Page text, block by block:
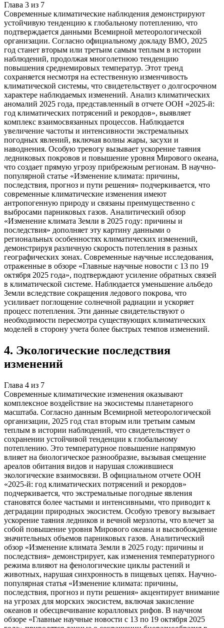
Глава 3 из 7
Современные климатические наблюдения демонстрируют
устойчивую тенденцию к глобальному потеплению, что
подтверждается данными Всемирной метеорологической
организации. Согласно официальному докладу ВМО, 2025
год станет вторым или третьим самым теплым в истории
наблюдений, продолжая многолетнюю тенденцию
повышения среднемировых температур. Этот тренд
сохраняется несмотря на естественную изменчивость
климатической системы, что свидетельствует о долгосрочном
характере наблюдаемых изменений. Анализ климатических
аномалий 2025 года, представленный в отчете ООН «2025-й:
год климатических потрясений и рекордов», выявляет
комплекс взаимосвязанных процессов. Наблюдается
увеличение частоты и интенсивности экстремальных
погодных явлений, включая волны жары, засухи и
наводнения. Особую тревогу вызывает ускорение таяния
ледниковых покровов и повышение уровня Мирового океана,
что создает прямую угрозу прибрежным регионам. В научно-
популярной статье «Изменение климата: причины,
последствия, прогноз и пути решения» подчеркивается, что
современные климатические изменения имеют
антропогенную природу и связаны преимущественно с
выбросами парниковых газов. Аналитический обзор
«Изменение климата Земли в 2025 году: причины и
последствия» дополняет эту картину данными о
региональных особенностях климатических изменений,
демонстрируя различную скорость потепления в разных
географических зонах. Современные научные исследования,
отраженные в обзоре «Главные научные новости с 13 по 19
октября 2025 года», подтверждают усиление обратных связей
в климатической системе. Наблюдается уменьшение альбедо
Земли вследствие сокращения ледового покрова, что
усиливает поглощение солнечной радиации и ускоряет
процесс потепления. Эти данные свидетельствуют о
необходимости пересмотра существующих климатических
моделей в сторону учета более быстрых темпов изменений.
4. Экологические последствия
изменений
Глава 4 из 7
Современные климатические изменения оказывают
комплексное воздействие на экосистемы планетарного
масштаба. Согласно данным Всемирной метеорологической
организации, 2025 год стал вторым или третьим самым
теплым в истории наблюдений, что свидетельствует о
сохранении устойчивой тенденции к глобальному
потеплению. Это температурное повышение напрямую
влияет на биологическое разнообразие, вызывая смещение
ареалов обитания видов и нарушая сложившиеся
экологические взаимосвязи. В официальном отчете ООН
«2025-й: год климатических потрясений и рекордов»
подчеркивается, что экстремальные погодные явления
становятся более частыми и интенсивными, что приводит к
деградации природных экосистем. Особую тревогу вызывает
ускорение таяния ледников и вечной мерзлоты, что влечет за
собой повышение уровня Мирового океана и высвобождение
значительных объемов парниковых газов. Аналитический
обзор «Изменение климата Земли в 2025 году: причины и
последствия» демонстрирует, как изменения температурного
режима влияют на фенологические циклы растений и
животных, нарушая синхронность в пищевых цепях. Научно-
популярная статья «Изменение климата: причины,
последствия, прогноз и пути решения» акцентирует внимание
на угрозах для морских экосистем, включая закисление
океанов и обесцвечивание коралловых рифов. В научном
обзоре «Главные научные новости с 13 по 19 октября 2025